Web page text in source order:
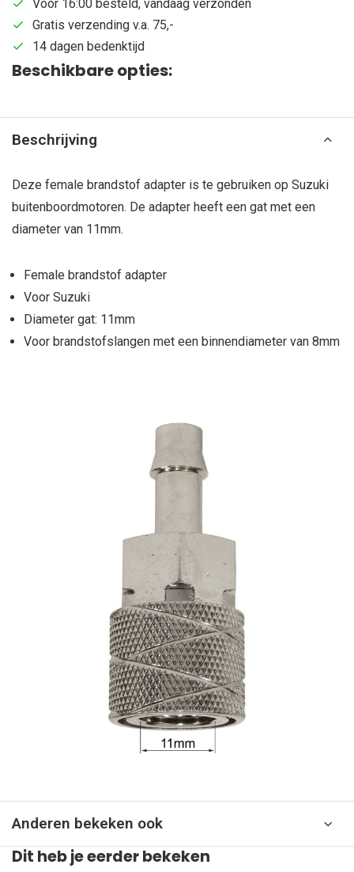
Voor 16:00 besteld, vandaag verzonden
Gratis verzending v.a. 75,-
14 dagen bedenktijd
Beschikbare opties:
Beschrijving
Deze female brandstof adapter is te gebruiken op Suzuki
buitenboordmotoren. De adapter heeft een gat met een
diameter van 11mm.
Female brandstof adapter
Voor Suzuki
Diameter gat: 11mm
Voor brandstofslangen met een binnendiameter van 8mm
Anderen bekeken ook
Dit heb je eerder bekeken